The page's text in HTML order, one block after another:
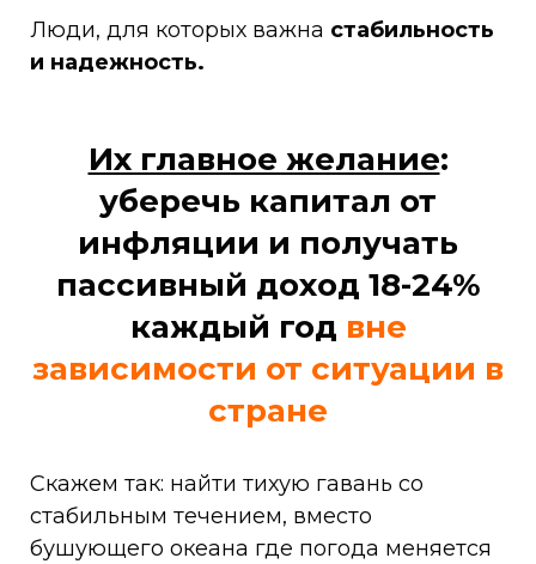
Люди, для которых важна стабильность
и надежность.
Их главное желание:
уберечь капитал от
инфляции и получать
пассивный доход 18-24%
каждый год вне
зависимости от ситуации в
стране
Скажем так: найти тихую гавань со
стабильным течением, вместо
бушующего океана где погода меняется